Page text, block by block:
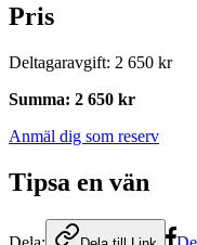
Pris
Deltagaravgift: 2 650 kr
Summa: 2 650 kr
Anmäl dig som reserv
Tipsa en vän